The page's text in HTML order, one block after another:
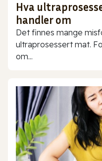
Hva
handler om
Det finnes mange
ultraprosessert mat.
om...